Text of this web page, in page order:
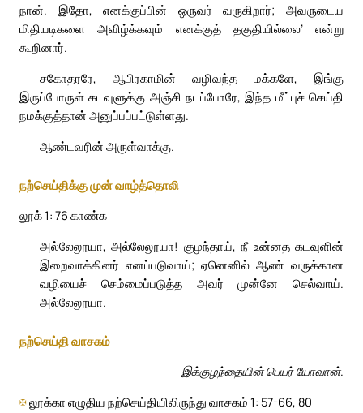
நான். இதோ, எனக்குப்பின் ஒருவர் வருகிறார்; அவருடைய
மிதியடிகளை அவிழ்க்கவும் எனக்குத் தகுதியில்லை’ என்று
கூறினார்.
சகோதரரே, ஆபிரகாமின் வழிவந்த மக்களே, இங்கு
இருப்போருள் கடவுளுக்கு அஞ்சி நடப்போரே, இந்த மீட்புச் செய்தி
நமக்குத்தான் அனுப்பப்பட்டுள்ளது.
ஆண்டவரின் அருள்வாக்கு.
நற்செய்திக்கு முன் வாழ்த்தொலி
லூக் 1: 76 காண்க
அல்லேலூயா, அல்லேலூயா! குழந்தாய், நீ உன்னத கடவுளின்
இறைவாக்கினர் எனப்படுவாய்; ஏனெனில் ஆண்டவருக்கான
வழியைச் செம்மைப்படுத்த அவர் முன்னே செல்வாய்.
அல்லேலூயா.
நற்செய்தி வாசகம்
இக்குழந்தையின் பெயர் யோவான்.
✠லூக்கா எழுதிய நற்செய்தியிலிருந்து வாசகம் 1: 57-66, 80